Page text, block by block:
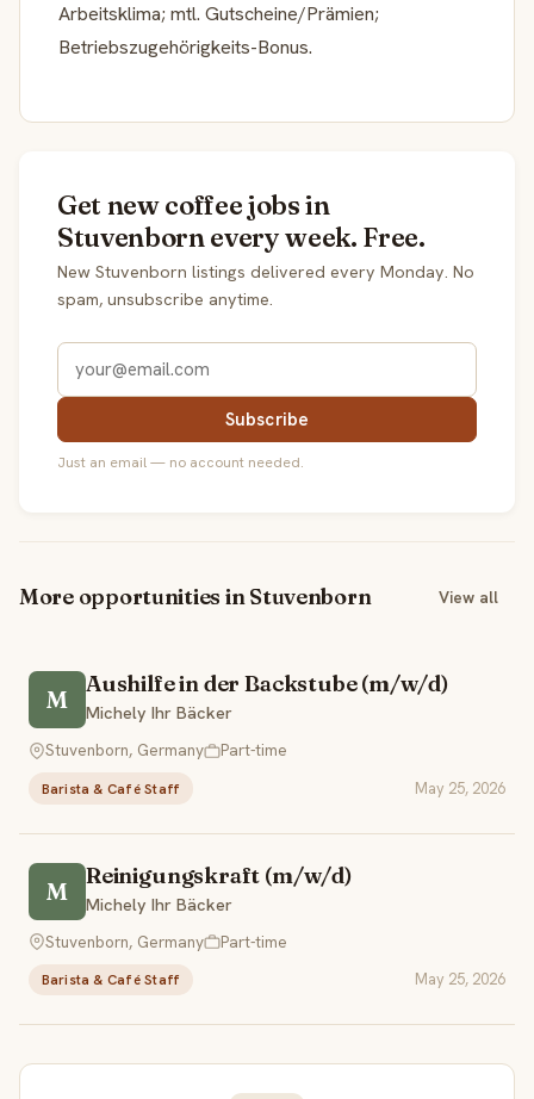
Arbeitsklima; mtl. Gutscheine/Prämien;
Betriebszugehörigkeits-Bonus.
Get new coffee jobs in
Stuvenborn every week. Free.
New Stuvenborn listings delivered every Monday. No
spam, unsubscribe anytime.
Subscribe
Just an email — no account needed.
More opportunities in Stuvenborn View all
M
Aushilfe in der Backstube (m/w/d)
Michely Ihr Bäcker
Stuvenborn, Germany
Part-time
Barista & Café Staff May 25, 2026
M
Reinigungskraft (m/w/d)
Michely Ihr Bäcker
Stuvenborn, Germany
Part-time
Barista & Café Staff May 25, 2026